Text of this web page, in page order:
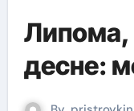
Липома,
десне: